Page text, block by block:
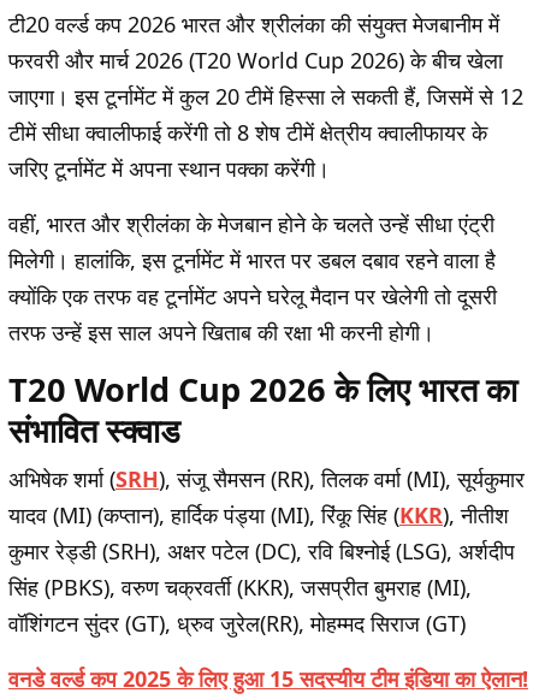
टी20 वर्ल्ड कप 2026 भारत और श्रीलंका की संयुक्त मेजबानीम में
फरवरी और मार्च 2026 (T20 World Cup 2026) के बीच खेला
जाएगा। इस टूर्नामेंट में कुल 20 टीमें हिस्सा ले सकती हैं, जिसमें से 12
टीमें सीधा क्वालीफाई करेंगी तो 8 शेष टीमें क्षेत्रीय क्वालीफायर के
जरिए टूर्नामेंट में अपना स्थान पक्का करेंगी।
वहीं, भारत और श्रीलंका के मेजबान होने के चलते उन्हें सीधा एंट्री
मिलेगी। हालांकि, इस टूर्नामेंट में भारत पर डबल दबाव रहने वाला है
क्योंकि एक तरफ वह टूर्नामेंट अपने घरेलू मैदान पर खेलेगी तो दूसरी
तरफ उन्हें इस साल अपने खिताब की रक्षा भी करनी होगी।
T20 World Cup 2026 के लिए भारत का
संभावित स्क्वाड
अभिषेक शर्मा (SRH), संजू सैमसन (RR), तिलक वर्मा (MI), सूर्यकुमार
यादव (MI) (कप्तान), हार्दिक पंड्या (MI), रिंकू सिंह (KKR), नीतीश
कुमार रेड्डी (SRH), अक्षर पटेल (DC), रवि बिश्नोई (LSG), अर्शदीप
सिंह (PBKS), वरुण चक्रवर्ती (KKR), जसप्रीत बुमराह (MI),
वॉशिंगटन सुंदर (GT), ध्रुव जुरेल(RR), मोहम्मद सिराज (GT)
वनडे वर्ल्ड कप 2025 के लिए हुआ 15 सदस्यीय टीम इंडिया का ऐलान!